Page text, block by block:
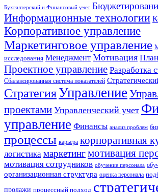
Бухгалтерский и Финансовый учет
Информационные технологии
Корпоративное управление
Маркетинговое управление
исследования Менеджмент Мотивация
Проектное управление Разработка
Сбалансированная система показателей
СтратегияУправление
проектами Управленческий учет
управление Финансы анализ проблем
процессы карьера корпоративная
логистика маркетингмотивация
мотивация сотрудников обучение персонала
организационная структура оценка персонала
продажи процессный подход